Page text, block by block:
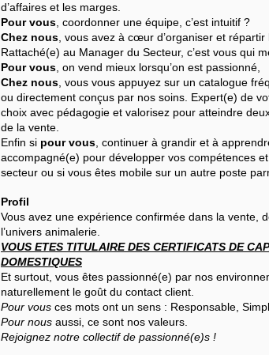
d’affaires et les marges.
Pour vous , coordonner une équipe, c’est intuitif ?
Chez nous , vous avez à cœur d’organiser et
Rattaché(e) au Manager du Secteur, c’est vous qui
Pour vous , on vend mieux lorsqu’on est passionné,
Chez nous , vous vous appuyez sur un catalogue
ou directement conçus par nos soins. Expert(e) de
choix avec pédagogie et valorisez pour atteindre
de la vente.
Enfin si pour vous , continuer à grandir et à
accompagné(e) pour développer vos compétences
secteur ou si vous êtes mobile sur un autre poste
Profil
Vous avez une expérience confirmée dans la vente,
l’univers animalerie.
VOUS ETES TITULAIRE DES CERTIFICATS DE
DOMESTIQUES
Et surtout, vous êtes passionné(e) par nos
naturellement le goût du contact client.
Pour vous ces mots ont un sens : Responsable,
Pour nous aussi, ce sont nos valeurs.
Rejoignez notre collectif de passionné(e)s !